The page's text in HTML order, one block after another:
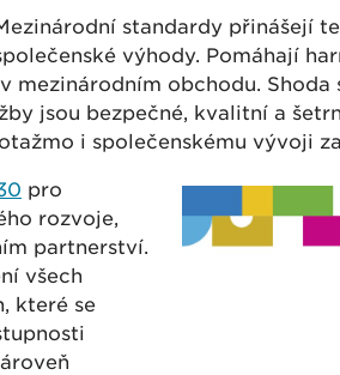
standardy přinášejí
výhody. Pomáhají
obchodu. Shoda
jsou bezpečné, kvalitní a
i společenskému vývoji
pro
rozvoje,
partnerství.
všech
které se